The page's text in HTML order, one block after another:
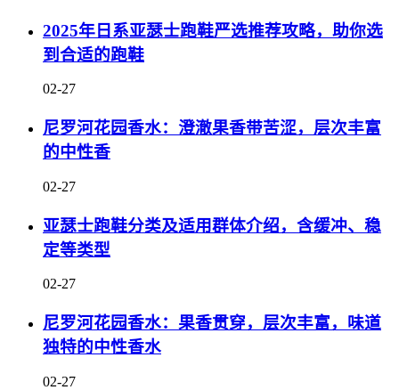
2025年日系亚瑟士跑鞋严选推荐攻略，助你选
到合适的跑鞋
02-27
尼罗河花园香水：澄澈果香带苦涩，层次丰富
的中性香
02-27
亚瑟士跑鞋分类及适用群体介绍，含缓冲、稳
定等类型
02-27
尼罗河花园香水：果香贯穿，层次丰富，味道
独特的中性香水
02-27